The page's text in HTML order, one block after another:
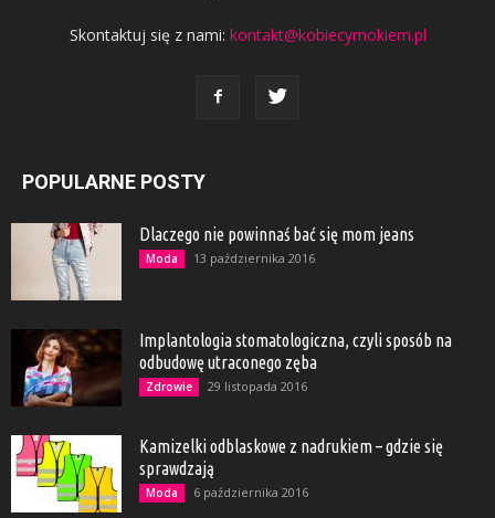
Skontaktuj się z nami: kontakt@kobiecymokiem.pl
POPULARNE POSTY
Dlaczego nie powinnaś bać się mom jeans
Moda 13 października 2016
Implantologia stomatologiczna, czyli sposób na
odbudowę utraconego zęba
Zdrowie 29 listopada 2016
Kamizelki odblaskowe z nadrukiem – gdzie się
sprawdzają
Moda 6 października 2016